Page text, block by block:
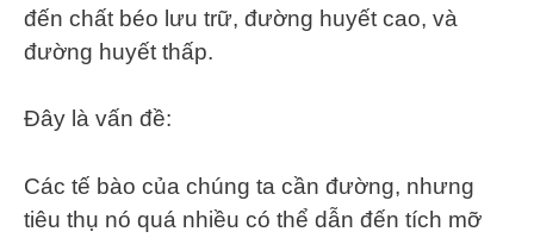
đến chất béo lưu trữ, đường huyết cao, và
đường huyết thấp.
Đây là vấn đề:
Các tế bào của chúng ta cần đường, nhưng
tiêu thụ nó quá nhiều có thể dẫn đến tích mỡ